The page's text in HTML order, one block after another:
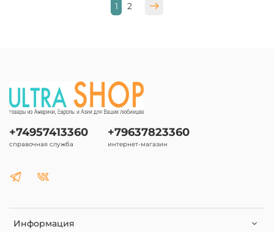
1 2
Информация
+74957413360
справочная служба
+79637823360
интернет-магазин